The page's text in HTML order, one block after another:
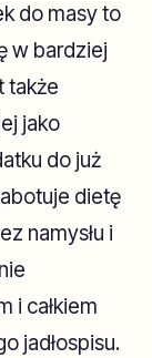
do masy to
w bardziej
także
jako
do już
dietę
namysłu i
i całkiem
jadłospisu.